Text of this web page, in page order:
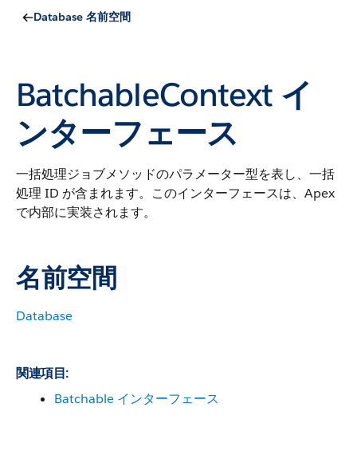
Database 名前空間
BatchableContext イ
ンターフェース
一括処理ジョブメソッドのパラメーター型を表し、一括
処理 ID が含まれます。このインターフェースは、Apex
で内部に実装されます。
名前空間
Database
関連項目:
Batchable インターフェース